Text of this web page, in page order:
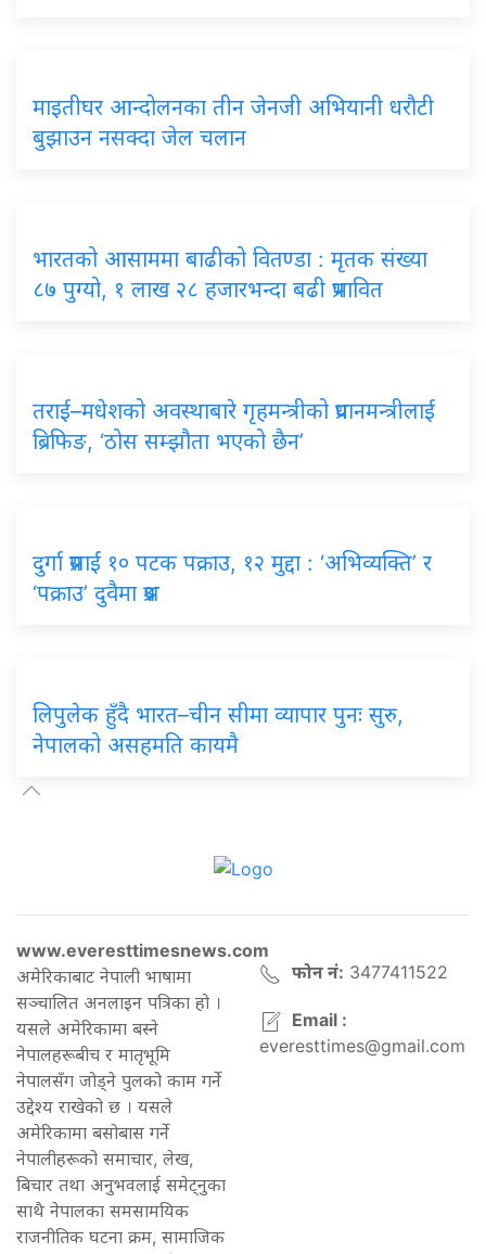
माइतीघर आन्दोलनका तीन जेनजी अभियानी धरौटी
बुझाउन नसक्दा जेल चलान
भारतको आसाममा बाढीको वितण्डा : मृतक संख्या
८७ पुग्यो, १ लाख २८ हजारभन्दा बढी प्रभावित
तराई–मधेशको अवस्थाबारे गृहमन्त्रीको प्रधानमन्त्रीलाई
ब्रिफिङ, ‘ठोस सम्झौता भएको छैन’
दुर्गा प्रसाईं १० पटक पक्राउ, १२ मुद्दा : ‘अभिव्यक्ति’ र
‘पक्राउ’ दुवैमा प्रश्न
लिपुलेक हुँदै भारत–चीन सीमा व्यापार पुनः सुरु,
नेपालको असहमति कायमै
www.everesttimesnews.com
अमेरिकाबाट नेपाली भाषामा
सञ्चालित अनलाइन पत्रिका हो ।
यसले अमेरिकामा बस्ने
नेपालहरूबीच र मातृभूमि
नेपालसँग जोड्ने पुलको काम गर्ने
उद्देश्य राखेको छ । यसले
अमेरिकामा बसोबास गर्ने
नेपालीहरूको समाचार, लेख,
बिचार तथा अनुभवलाई समेट्नुका
साथै नेपालका समसामयिक
राजनीतिक घटना क्रम, सामाजिक
फोन नं: 3477411522
Email :
everesttimes@gmail.com